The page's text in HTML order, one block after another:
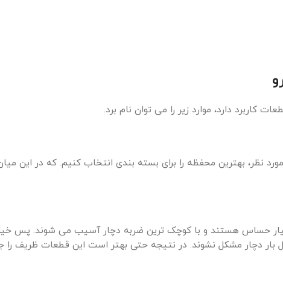
کاربرد دارد، موارد زیر را می توان نام برد.
نظر، بهترین محفظه را برای بسته بندی انتخاب کنیم. که در این
حساس هستند و با کوچک ترین ضربه دچار آسیب می شوند. پس
بار دچار مشکل نشوند. در نتیجه حتی بهتر است این قطعات ظریف را